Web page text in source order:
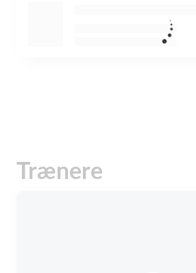
Trænere